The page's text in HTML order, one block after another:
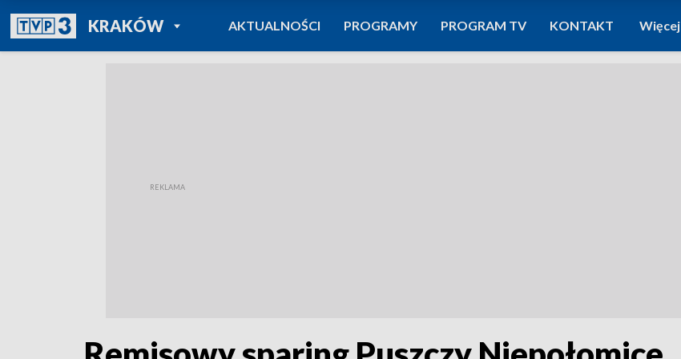
KRAKÓWPOWRÓT DO
TVP REGIONY
AKTUALNOŚCI PROGRAMY PROGRAM TV KONTAKT Więcej